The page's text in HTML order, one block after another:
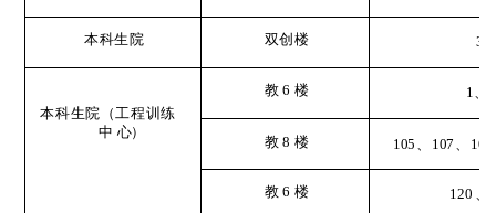
本科生院 双创楼 3
本科生院（工程训练
中 心）
教 6 楼 1
教 8 楼 105 107 109
教 6 楼 120